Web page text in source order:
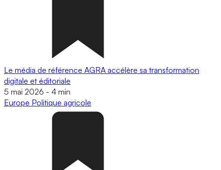
Le média de référence AGRA accélère sa transformation
digitale et éditoriale
5 mai 2026 - 4 min
Europe Politique agricole